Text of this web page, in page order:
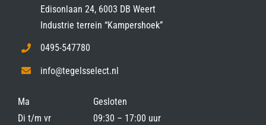
Edisonlaan 24, 6003 DB Weert
Industrie terrein “Kampershoek”
0495-547780
info@tegelsselect.nl
Ma
Gesloten
Di t/m vr
09:30 – 17:00 uur